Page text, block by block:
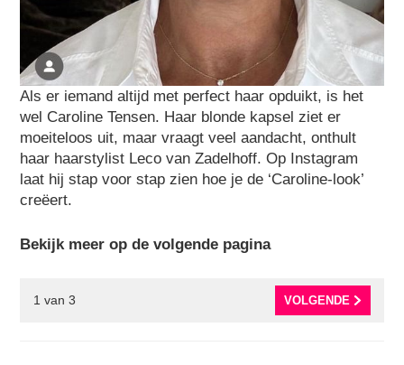
Als er iemand altijd met perfect haar opduikt, is het
wel Caroline Tensen. Haar blonde kapsel ziet er
moeiteloos uit, maar vraagt veel aandacht, onthult
haar haarstylist Leco van Zadelhoff. Op Instagram
laat hij stap voor stap zien hoe je de ‘Caroline-look’
creëert.
Bekijk meer op de volgende pagina
1 van3 VOLGENDE